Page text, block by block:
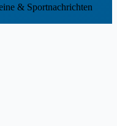
& Sportnachrichten